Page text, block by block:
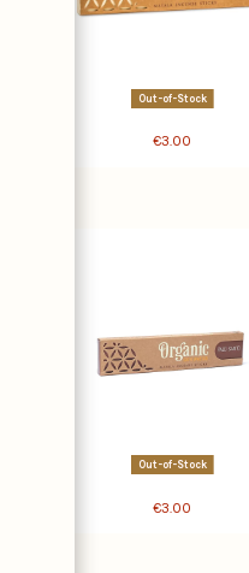
Out-of-Stock
€3.00
Out-of-Stock
€3.00